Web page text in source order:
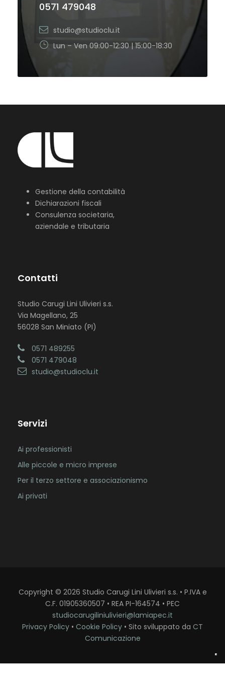
0571 479048
studio@studioclu.it
Lun – Ven 09:00-12:30 | 15:00-18:30
Gestione della contabilità
Dichiarazioni fiscali
Consulenza societaria,
aziendale e tributaria
Contatti
Studio Carugi Lini Ulivieri s.s.
Via Magellano, 25
56028 San Miniato (PI)
0571 489255
0571 479048
studio@studioclu.it
Servizi
Ai professionisti
Alle piccole e micro imprese
Per il terzo settore e associazionismo
Ai privati
Copyright © 2026 Studio Carugi Lini Ulivieri s.s. • P.IVA e
C.F. 01905360507 • REA PI-164574 • PEC
studiocarugiliniulivieri@lamiapec.it
Privacy Policy • Cookie Policy • Sito sviluppato da CT
Comunicazione